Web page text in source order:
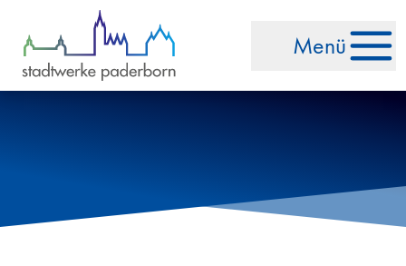
Zum Inhalt springen
Menü